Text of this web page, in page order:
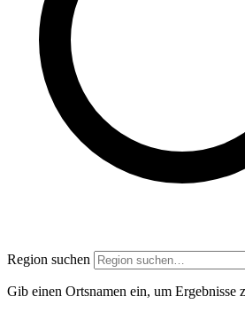
Region suchen
Gib einen Ortsnamen ein, um Ergebnisse